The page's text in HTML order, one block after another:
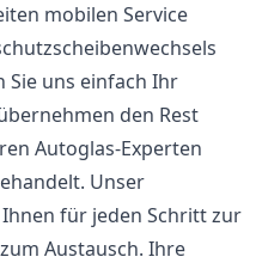
mobilen Service
Sie uns einfach Ihr
den Rest
Autoglas-Experten
Unser
für jeden Schritt zur
Austausch. Ihre